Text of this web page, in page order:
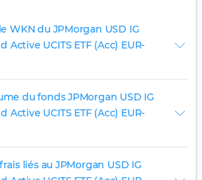
WKN du JPMorgan USD IG
Active UCITS ETF (Acc) EUR-
du fonds JPMorgan USD IG
Active UCITS ETF (Acc) EUR-
liés au JPMorgan USD IG